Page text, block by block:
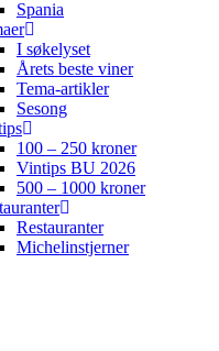
Spania
I søkelyset
Årets beste viner
Tema-artikler
Sesong
100 – 250 kroner
Vintips BU 2026
500 – 1000 kroner
Restauranter
Michelinstjerner